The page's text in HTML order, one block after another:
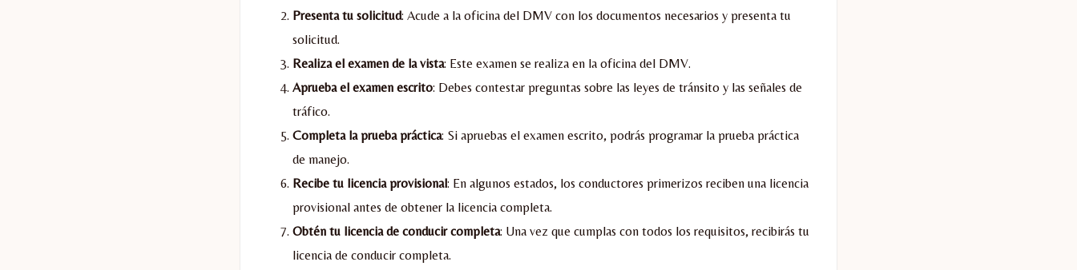
Presenta tu solicitud: Acude a la oficina del DMV con los documentos necesarios y presenta tu
solicitud.
Realiza el examen de la vista: Este examen se realiza en la oficina del DMV.
Aprueba el examen escrito: Debes contestar preguntas sobre las leyes de tránsito y las señales de
tráfico.
Completa la prueba práctica: Si apruebas el examen escrito, podrás programar la prueba práctica
de manejo.
Recibe tu licencia provisional: En algunos estados, los conductores primerizos reciben una licencia
provisional antes de obtener la licencia completa.
Obtén tu licencia de conducir completa: Una vez que cumplas con todos los requisitos, recibirás tu
licencia de conducir completa.